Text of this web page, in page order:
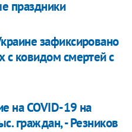
праздники
зафиксировано
с ковидом смертей с
на COVID-19 на
граждан, - Резников